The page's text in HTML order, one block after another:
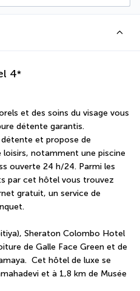
4*
et des soins du visage vous
détente garantis.
et propose de
notamment une piscine
ouverte 24 h/24. Parmi les
par cet hôtel vous trouvez
gratuit, un service de
Sheraton Colombo Hotel
de Galle Face Green et de
Cet hôtel de luxe se
et à 1,8 km de Musée